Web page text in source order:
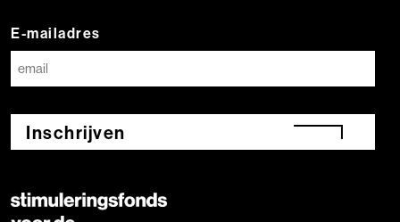
E-mailadres
Inschrijven